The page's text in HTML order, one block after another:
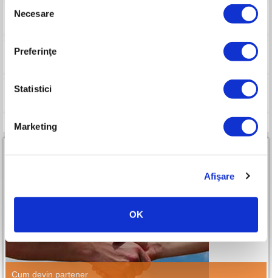
consimțământului
Necesare
Preferinţe
Statistici
Marketing
Afişare
OK
Produse compatibile
Imagini
Compara
Cum devin partener